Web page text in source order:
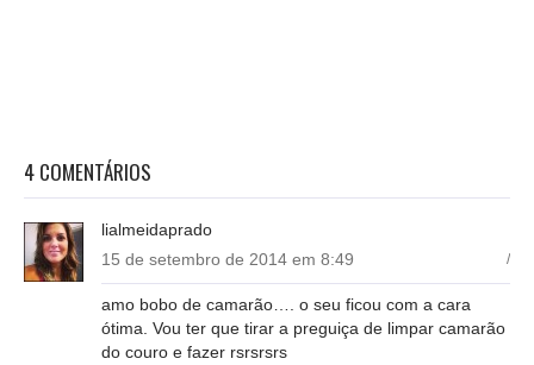
4 COMENTÁRIOS
lialmeidaprado
15 de setembro de 2014 em 8:49
/
amo bobo de camarão…. o seu ficou com a cara
ótima. Vou ter que tirar a preguiça de limpar camarão
do couro e fazer rsrsrsrs